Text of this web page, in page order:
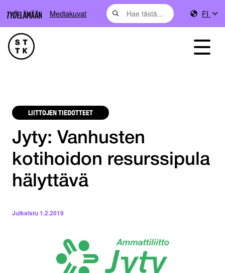
Mediakuvat FI
LIITTOJEN TIEDOTTEET
Jyty: Vanhusten
kotihoidon resurssipula
hälyttävä
Julkaistu1.2.2019